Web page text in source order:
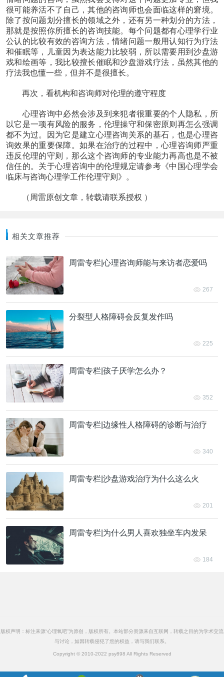
很可能养活不了自己，其他的咨询师也会面临这样的窘境。
除了按问题划分擅长的领域之外，还有另一种划分的方法，
那就是按照你所擅长的咨询技能。每个问题都有心理学行业
公认的比较有效的咨询方法，情绪问题一般用认知行为疗法
和催眠等，儿童因为表达能力比较弱，所以需要用到沙盘游
戏和绘画等，我比较擅长催眠和沙盘游戏疗法，虽然其他的
疗法我也懂一些，但并不是很擅长。
再次，看机构和咨询师对伦理的遵守程度
心理咨询中必然会涉及到来犯者很重要的个人隐私，所
以它是一项有风险的服务，伦理操守和保密原则再怎么强调
都不为过。因为它是建立心理咨询关系的基石，也是心理咨
询效果的重要保障。如果在治疗的过程中，心理咨询师严重
违反伦理的守则，那么这个咨询师的专业能力再高也是不被
信任的。关于心理咨询中的伦理规定请参考《中国心理学会
临床与咨询心理学工作伦理守则》。
（周雷原创文章，转载请联系授权 ）
相关文章推荐
周雷专栏|心理咨询师能与来访者恋爱吗
267
分裂型人格障碍会反复发作吗
225
周雷专栏|孩子厌学怎么办？
352
周雷专栏|边缘性人格障碍的诊断与治疗
340
周雷专栏|沙盘游戏治疗为什么这么火
201
周雷专栏|为什么男人喜欢独坐车内发呆
184
版权声明：标注来源“心理氧吧”为原创，版权所有。本站部分资源来自互联网，转载之目的为学术交流
与讨论，如因转载侵犯了您的权益，请与我们联系。
Copyright © 2010-2022 psy898 All Rights Reserved